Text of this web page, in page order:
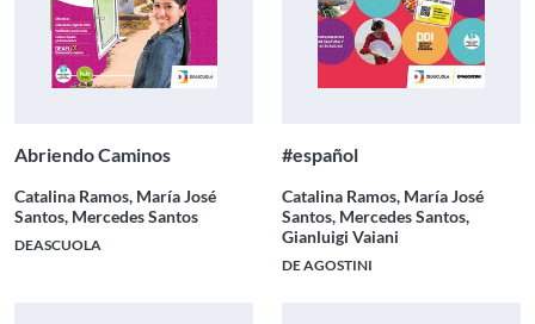
Abriendo Caminos
Catalina Ramos, María José
Santos, Mercedes Santos
DEASCUOLA
#español
Catalina Ramos, María José
Santos, Mercedes Santos,
Gianluigi Vaiani
DE AGOSTINI